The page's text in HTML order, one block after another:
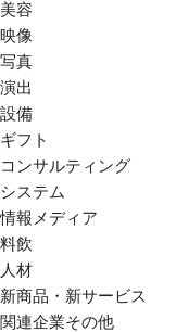
美容
映像
写真
演出
設備
ギフト
コンサルティング
システム
情報メディア
料飲
人材
新商品・新サービス
関連企業その他